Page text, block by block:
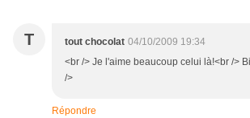
T tout chocolat 04/10/2009 19:34
<br /> Je l'aime beaucoup celui là!<br />
/>
Répondre